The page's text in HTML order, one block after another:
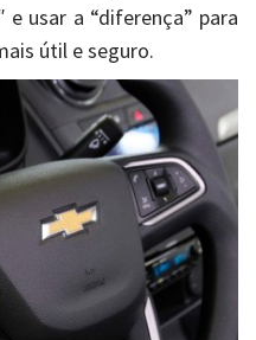
usar a “diferença” para
útil e seguro.